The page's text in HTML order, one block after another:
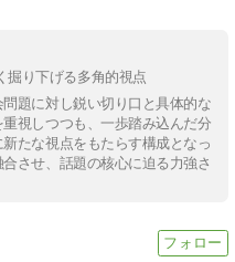
掘り下げる多角的視点
題に対し鋭い切り口と具体的な
視しつつも、一歩踏み込んだ分
たな視点をもたらす構成となっ
させ、話題の核心に迫る力強さ